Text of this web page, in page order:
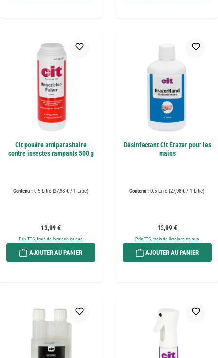
Cit poudre antiparasitaire
contre insectes rampants 500 g
Contenu : 0.5 Litre (27,98 € / 1 Litre)
Prix régulier :
13,99 €
Prix TTC, frais de livraison en sus
AJOUTER AU PANIER
Désinfectant Cit Erazer pour les
mains
Contenu : 0.5 Litre (27,98 € / 1 Litre)
Prix régulier :
13,99 €
Prix TTC, frais de livraison en sus
AJOUTER AU PANIER